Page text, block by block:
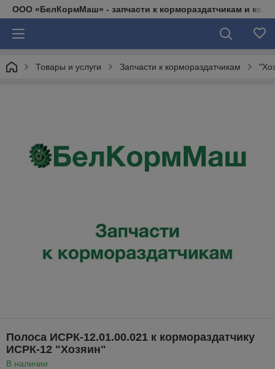
ООО «БелКормМаш» - запчасти к кормораздатчикам и
Товары и услуги Запчасти к кормораздатчикам
Полоса ИСРК-12.01.00.021 к кормораздатчику
ИСРК-12 "Хозяин"
В наличии